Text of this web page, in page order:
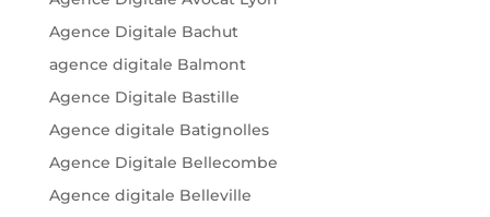
Agence Digitale Bachut
agence digitale Balmont
Agence Digitale Bastille
Agence digitale Batignolles
Agence Digitale Bellecombe
Agence digitale Belleville